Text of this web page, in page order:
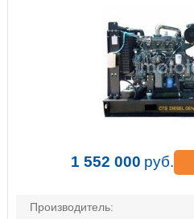
1 552 000 руб.
Производитель: